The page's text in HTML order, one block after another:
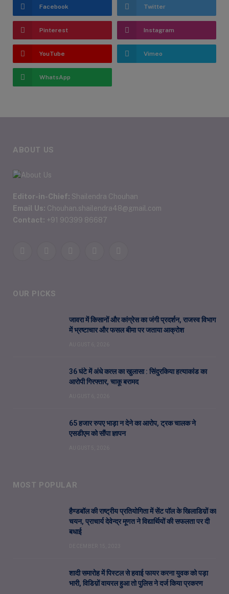
Facebook Twitter
Pinterest Instagram
YouTube Vimeo
WhatsApp
ABOUT US
Editor-in-Chief: Shailendra Chouhan
Email Us: Chouhan.shailendra48@gmail.com
Contact: +91 90399 86687
FacebookTwitterPinterestYouTubeWhatsApp
OUR PICKS
जावरा में किसानों और कांग्रेस का जंगी प्रदर्शन, राजस्व विभाग
में भ्रष्टाचार और फसल बीमा पर जताया आक्रोश
36 घंटे में अंधे कत्ल का खुलासा : सिंदुरकिया हत्याकांड का
आरोपी गिरफ्तार, चाकू बरामद
65 हजार रुपए भाड़ा न देने का आरोप, ट्रक चालक ने
एसडीएम को सौंपा ज्ञापन
MOST POPULAR
हैण्डबॉल की राष्ट्रीय प्रतियोगिता में सेंट पॉल के खिलाडिय़ों का
चयन, प्राचार्य देवेन्द्र मूणत ने विद्यार्थियों की सफलता पर दी
बधाई
शादी समारोह में पिस्टल से हवाई फायर करना युवक को पड़ा
भारी, विडिय़ों वायरल हुआ तो पुलिस ने दर्ज किया प्रकरण